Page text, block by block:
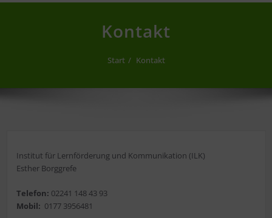
Kontakt
Start Kontakt
Institut für Lernförderung und Kommunikation (ILK)
Esther Borggrefe
Telefon: 02241 148 43 93
Mobil: 0177 3956481